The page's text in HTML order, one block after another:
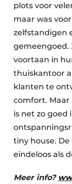
plots voor
maar was
zelfstandigen
gemeengoed.
voortaan in
thuiskantoor
klanten te
comfort. Maar
is net zo goed
tiny house.
eindeloos als
Meer info?